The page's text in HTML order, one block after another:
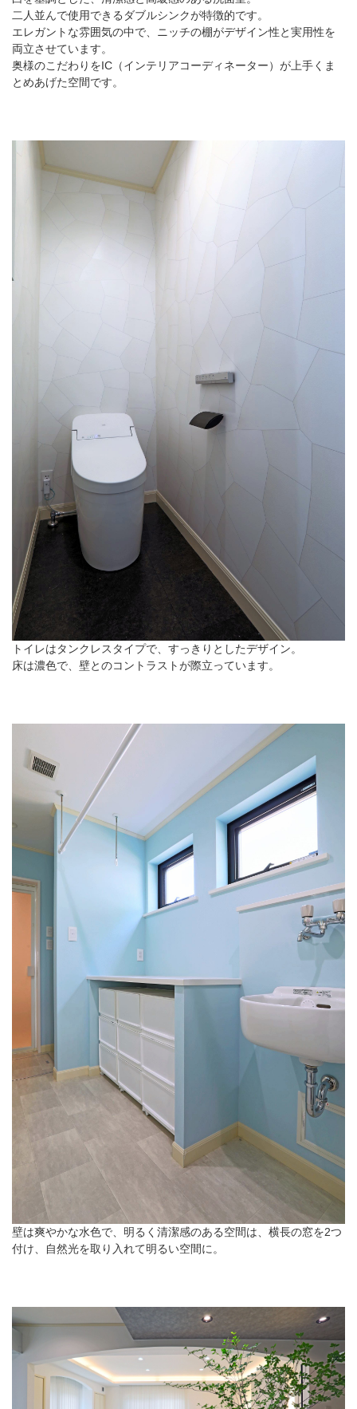
二人並んで使用できるダブルシンクが特徴的です。
エレガントな雰囲気の中で、ニッチの棚がデザイン性と実用性を
両立させています。
奥様のこだわりをIC（インテリアコーディネーター）が上手くま
とめあげた空間です。
トイレはタンクレスタイプで、すっきりとしたデザイン。
床は濃色で、壁とのコントラストが際立っています。
壁は爽やかな水色で、明るく清潔感のある空間は、横長の窓を2つ
付け、自然光を取り入れて明るい空間に。